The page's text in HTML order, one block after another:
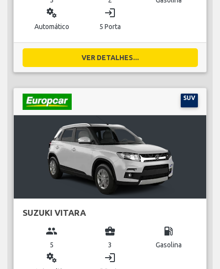
miscellaneous_services
Automático
login
5 Porta
VER DETALHES...
SUV
SUZUKI VITARA
group
5
business_center
3
local_gas_station
Gasolina
miscellaneous_services login